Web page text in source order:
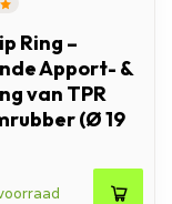
Ring –
Apport- &
van TPR
(Ø 19